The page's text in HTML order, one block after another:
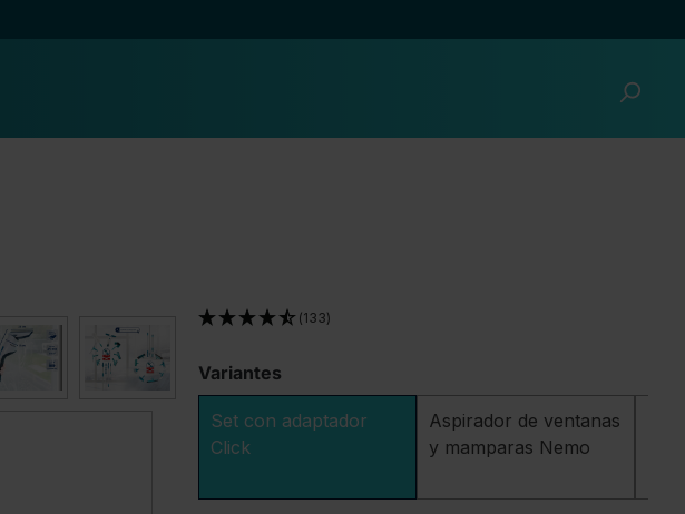
(133)
Variantes
Set con adaptador
Click
Aspirador de ventanas
y mamparas Nemo